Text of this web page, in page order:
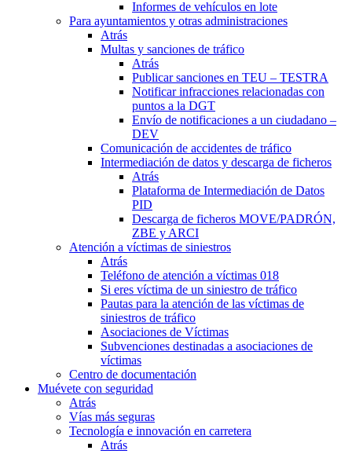
Informes de vehículos en lote
Para ayuntamientos y otras administraciones
Atrás
Multas y sanciones de tráfico
Atrás
Publicar sanciones en TEU – TESTRA
Notificar infracciones relacionadas con
puntos a la DGT
Envío de notificaciones a un ciudadano –
DEV
Comunicación de accidentes de tráfico
Intermediación de datos y descarga de ficheros
Atrás
Plataforma de Intermediación de Datos
PID
Descarga de ficheros MOVE/PADRÓN,
ZBE y ARCI
Atención a víctimas de siniestros
Atrás
Teléfono de atención a víctimas 018
Si eres víctima de un siniestro de tráfico
Pautas para la atención de las víctimas de
siniestros de tráfico
Asociaciones de Víctimas
Subvenciones destinadas a asociaciones de
víctimas
Centro de documentación
Muévete con seguridad
Atrás
Vías más seguras
Tecnología e innovación en carretera
Atrás